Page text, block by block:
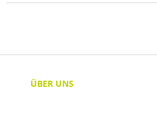
ÜBER UNS